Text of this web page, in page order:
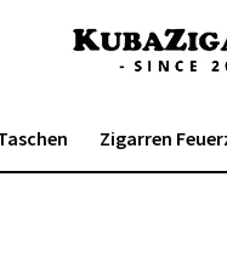
Zigarren